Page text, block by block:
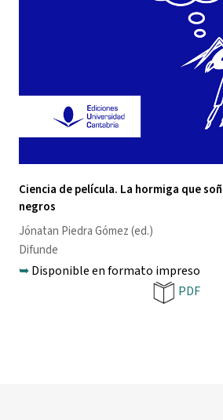
Ciencia de película. La hormiga que
negros
Jónatan Piedra Gómez(ed.)
Difunde
➥Disponible en formato impreso
PDF